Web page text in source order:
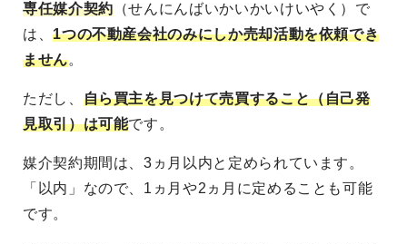
専任媒介契約（せんにんばいかいかいけいやく）で
は、1つの不動産会社のみにしか売却活動を依頼でき
ません。
ただし、 自ら買主を見つけて売買すること（自己発
見取引）は可能です。
媒介契約期間は、3ヵ月以内と定められています。
「以内」なので、1ヵ月や2ヵ月に定めることも可能
です。